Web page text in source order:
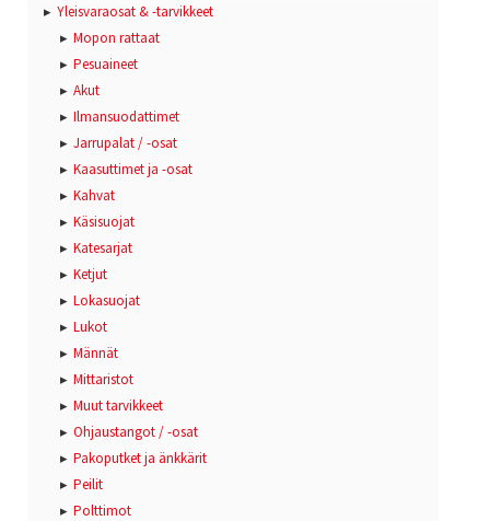
Yleisvaraosat & -tarvikkeet
Mopon rattaat
Pesuaineet
Akut
Ilmansuodattimet
Jarrupalat / -osat
Kaasuttimet ja -osat
Kahvat
Käsisuojat
Katesarjat
Ketjut
Lokasuojat
Lukot
Männät
Mittaristot
Muut tarvikkeet
Ohjaustangot / -osat
Pakoputket ja änkkärit
Peilit
Polttimot